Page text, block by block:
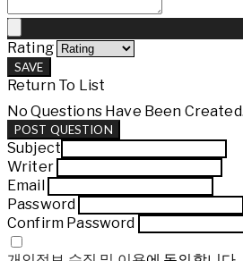
Rating
SAVE
Return To List
No Questions Have Been Created.
POST QUESTION
Subject
Writer
Email
Password
Confirm Password